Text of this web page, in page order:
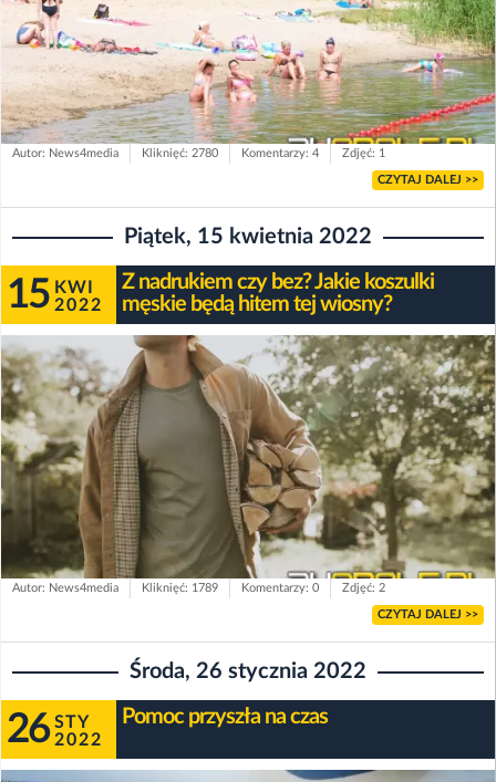
Autor: News4media Kliknięć: 2780 Komentarzy: 4 Zdjęć: 1
CZYTAJ DALEJ >>
Piątek, 15 kwietnia 2022
15 KWI
2022
Z nadrukiem czy bez? Jakie koszulki
męskie będą hitem tej wiosny?
Autor: News4media Kliknięć: 1789 Komentarzy: 0 Zdjęć: 2
CZYTAJ DALEJ >>
Środa, 26 stycznia 2022
26 STY
2022
Pomoc przyszła na czas